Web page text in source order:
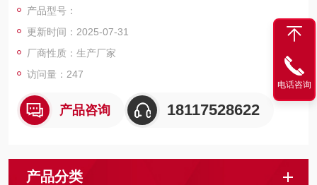
速软启动，高速不跳子；数显功能可选...
产品型号：
更新时间：2025-07-31
厂商性质：生产厂家
访问量：247
产品咨询 18117528622
产品分类
电话咨询